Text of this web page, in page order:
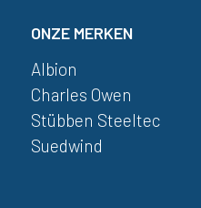
ONZE MERKEN
Albion
Charles Owen
Stübben Steeltec
Suedwind